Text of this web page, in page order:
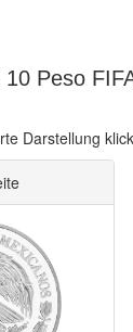
Peso
Darstellung